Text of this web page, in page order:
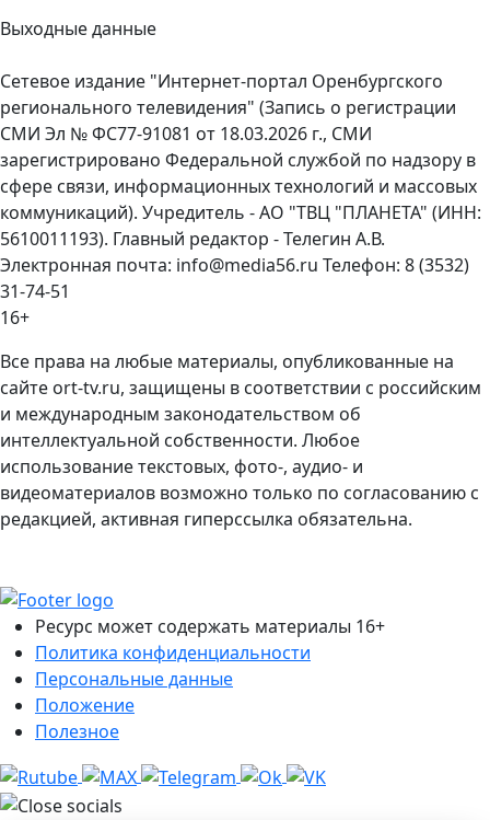
Выходные данные
Сетевое издание "Интернет-портал Оренбургского
регионального телевидения" (Запись о регистрации
СМИ Эл № ФС77-91081 от 18.03.2026 г., СМИ
зарегистрировано Федеральной службой по надзору в
сфере связи, информационных технологий и массовых
коммуникаций). Учредитель - АО "ТВЦ "ПЛАНЕТА" (ИНН:
5610011193). Главный редактор - Телегин А.В.
Электронная почта: info@media56.ru Телефон: 8 (3532)
31-74-51
16+
Все права на любые материалы, опубликованные на
сайте ort-tv.ru, защищены в соответствии с российским
и международным законодательством об
интеллектуальной собственности. Любое
использование текстовых, фото-, аудио- и
видеоматериалов возможно только по согласованию с
редакцией, активная гиперссылка обязательна.
Ресурс может содержать материалы 16+
Политика конфиденциальности
Персональные данные
Положение
Полезное